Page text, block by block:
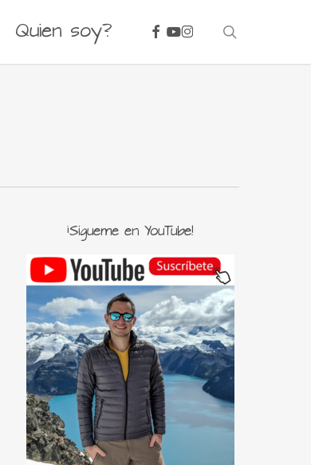
Quien soy? facebook
youtube
instagram
¡Sígueme en YouTube!